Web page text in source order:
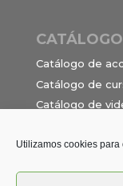
Utilizamos cookies
Catálogo de
Catálogo de
Catálogo de
formación en